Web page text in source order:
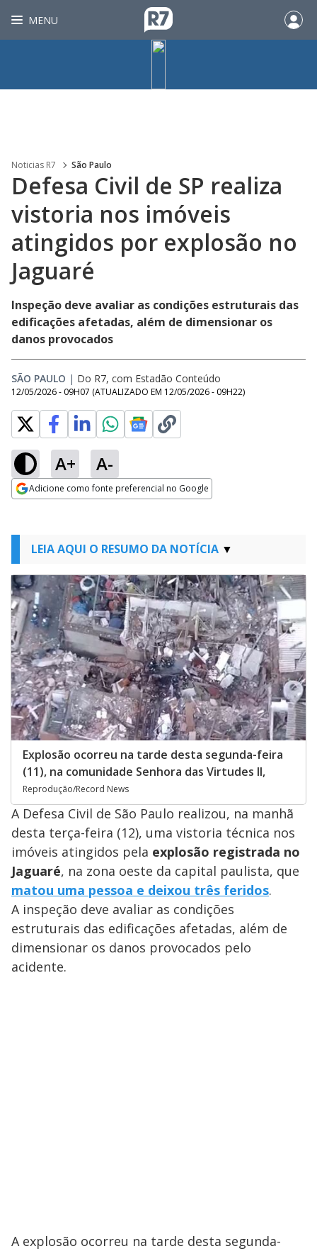
MENU
Noticias R7 São Paulo
Defesa Civil de SP realiza
vistoria nos imóveis
atingidos por explosão no
Jaguaré
Inspeção deve avaliar as condições estruturais das
edificações afetadas, além de dimensionar os
danos provocados
SÃO PAULO | Do R7, com Estadão Conteúdo
12/05/2026 - 09H07 (ATUALIZADO EM 12/05/2026 - 09H22)
A+ A-
Adicione como fonte preferencial no Google
LEIA AQUI O RESUMO DA NOTÍCIA
Explosão ocorreu na tarde desta segunda-feira
(11), na comunidade Senhora das Virtudes II,
Reprodução/Record News
A Defesa Civil de São Paulo realizou, na manhã
desta terça-feira (12), uma vistoria técnica nos
imóveis atingidos pela explosão registrada no
Jaguaré, na zona oeste da capital paulista, que
matou uma pessoa e deixou três feridos.
A inspeção deve avaliar as condições
estruturais das edificações afetadas, além de
dimensionar os danos provocados pelo
acidente.
A explosão ocorreu na tarde desta segunda-